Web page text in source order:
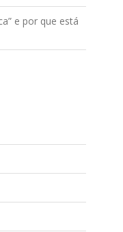
e por que está